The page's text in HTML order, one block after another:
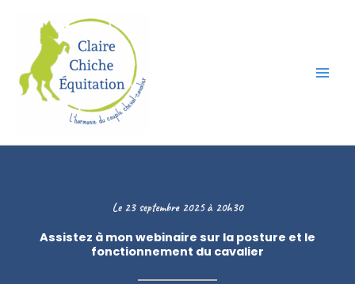
content
Le 23 septembre 2025 à 20h30
Assistez à mon webinaire sur la posture et le
fonctionnement du cavalier